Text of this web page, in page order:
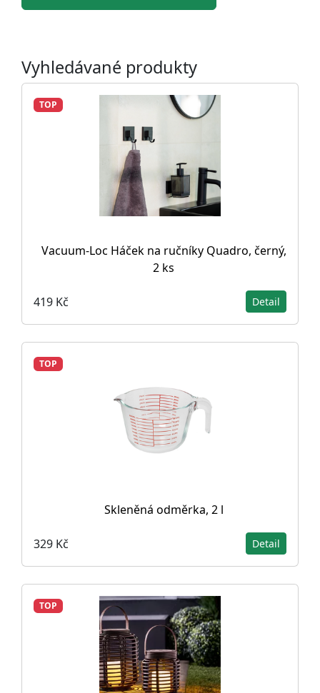
Vyhledávané produkty
TOP
Vacuum-Loc Háček na ručníky Quadro, černý,
2 ks
419 Kč Detail
TOP
Skleněná odměrka, 2 l
329 Kč Detail
TOP